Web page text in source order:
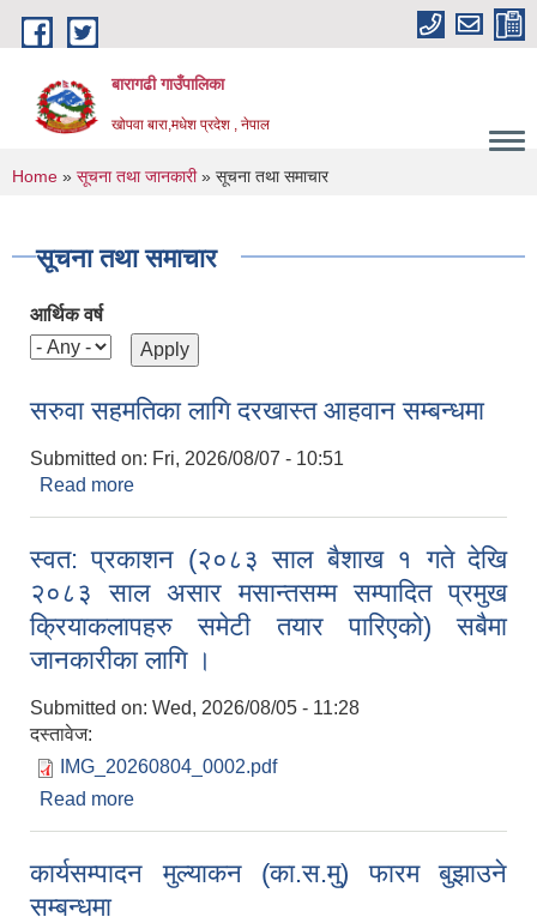
Skip to main content
बारागढी गाउँपालिका
खोपवा बारा,मधेश प्रदेश , नेपाल
You are here
Home » सूचना तथा जानकारी» सूचना तथा समाचार
सूचना तथा समाचार
आर्थिक वर्ष
सरुवा सहमतिका लागि दरखास्त आहवान सम्बन्धमा
Submitted on: Fri, 2026/08/07 - 10:51
Read more
स्वत: प्रकाशन (२०८३ साल बैशाख १ गते देखि
२०८३ साल असार मसान्तसम्म सम्पादित प्रमुख
क्रियाकलापहरु समेटी तयार पारिएको) सबैमा
जानकारीका लागि ।
Submitted on: Wed, 2026/08/05 - 11:28
दस्तावेज:
IMG_20260804_0002.pdf
Read more
लागि ।
कार्यसम्पादन मुल्याकन (का.स.मु) फारम बुझाउने
सम्बन्धमा